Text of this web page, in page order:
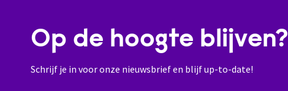
Op de hoogte blijven?
Schrijf je in voor onze nieuwsbrief en blijf up-to-date!